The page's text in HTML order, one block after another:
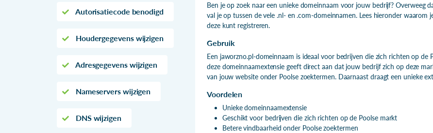
Autorisatiecode benodigd
Houdergegevens wijzigen
Adresgegevens wijzigen
Nameservers wijzigen
DNS wijzigen
Ben je op zoek naar een unieke domeinnaam voor jouw bedrijf? Overweeg
val je op tussen de vele .nl- en .com-domeinnamen. Lees hieronder waarom
deze kunt registreren.
Gebruik
Een jaworzno.pl-domeinnaam is ideaal voor bedrijven die zich richten op de
deze domeinnaamextensie geeft direct aan dat jouw bedrijf zich op deze
van jouw website onder Poolse zoektermen. Daarnaast draagt een unieke
Voordelen
Unieke domeinnaamextensie
Geschikt voor bedrijven die zich richten op de Poolse markt
Betere vindbaarheid onder Poolse zoektermen